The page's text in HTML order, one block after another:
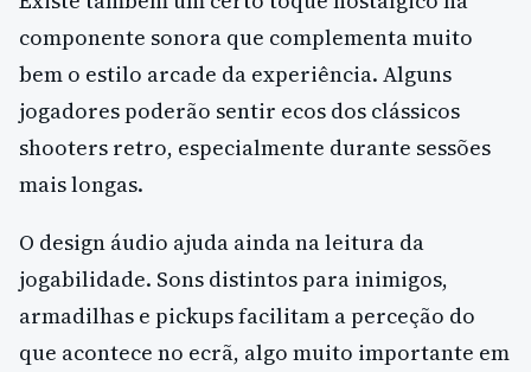
componente sonora que complementa muito
bem o estilo arcade da experiência. Alguns
jogadores poderão sentir ecos dos clássicos
shooters retro, especialmente durante sessões
mais longas.
O design áudio ajuda ainda na leitura da
jogabilidade. Sons distintos para inimigos,
armadilhas e pickups facilitam a perceção do
que acontece no ecrã, algo muito importante em